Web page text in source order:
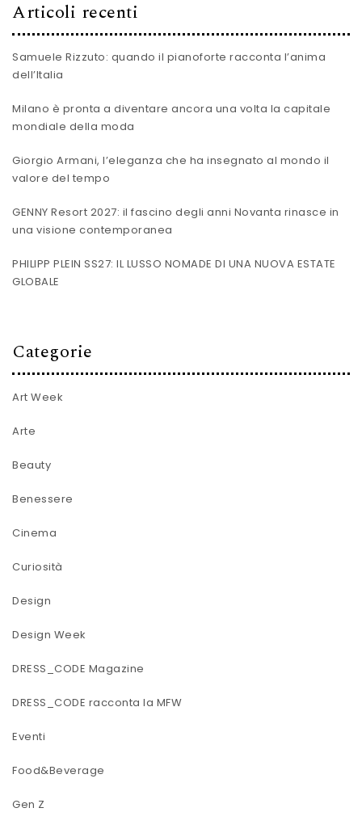
Articoli recenti
Samuele Rizzuto: quando il pianoforte racconta l’anima
dell’Italia
Milano è pronta a diventare ancora una volta la capitale
mondiale della moda
Giorgio Armani, l’eleganza che ha insegnato al mondo il
valore del tempo
GENNY Resort 2027: il fascino degli anni Novanta rinasce in
una visione contemporanea
PHILIPP PLEIN SS27: IL LUSSO NOMADE DI UNA NUOVA ESTATE
GLOBALE
Categorie
Art Week
Arte
Beauty
Benessere
Cinema
Curiosità
Design
Design Week
DRESS_CODE Magazine
DRESS_CODE racconta la MFW
Eventi
Food&Beverage
Gen Z